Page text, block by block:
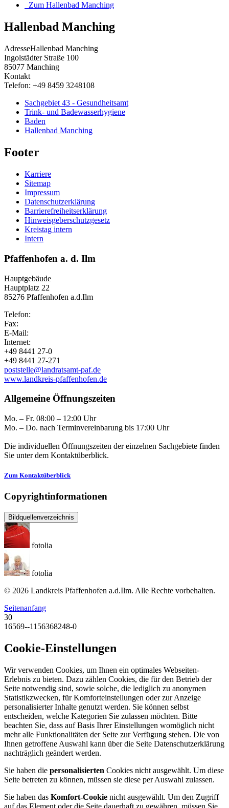
Zum Hallenbad Manching
Hallenbad Manching
AdresseHallenbad Manching
Ingolstädter Straße 100
85077 Manching
Kontakt
Telefon: +49 8459 3248108
Sachgebiet 43 - Gesundheitsamt
Trink- und Badewasserhygiene
Baden
Hallenbad Manching
Footer
Karriere
Sitemap
Impressum
Datenschutzerklärung
Barrierefreiheitserklärung
Hinweisgeberschutzgesetz
Kreistag intern
Intern
Pfaffenhofen a. d. Ilm
Hauptgebäude
Hauptplatz 22
85276 Pfaffenhofen a.d.Ilm
Telefon:
Fax:
E-Mail:
Internet:
+49 8441 27-0
+49 8441 27-271
poststelle@landratsamt-paf.de
www.landkreis-pfaffenhofen.de
Allgemeine Öffnungszeiten
Mo. – Fr. 08:00 – 12:00 Uhr
Mo. – Do. nach Terminvereinbarung bis 17:00 Uhr
Die individuellen Öffnungszeiten der einzelnen Sachgebiete finden
Sie unter dem Kontaktüberblick.
Zum Kontaktüberblick
Copyrightinformationen
Bildquellenverzeichnis
fotolia
fotolia
© 2026 Landkreis Pfaffenhofen a.d.Ilm. Alle Rechte vorbehalten.
Seitenanfang
30
16569--1156368248-0
Cookie-Einstellungen
Wir verwenden Cookies, um Ihnen ein optimales Webseiten-
Erlebnis zu bieten. Dazu zählen Cookies, die für den Betrieb der
Seite notwendig sind, sowie solche, die lediglich zu anonymen
Statistikzwecken, für Komforteinstellungen oder zur Anzeige
personalisierter Inhalte genutzt werden. Sie können selbst
entscheiden, welche Kategorien Sie zulassen möchten. Bitte
beachten Sie, dass auf Basis Ihrer Einstellungen womöglich nicht
mehr alle Funktionalitäten der Seite zur Verfügung stehen. Die von
Ihnen getroffene Auswahl kann über die Seite Datenschutzerklärung
nachträglich geändert werden.
Sie haben die personalisierten Cookies nicht ausgewählt. Um diese
Seite betreten zu können, müssen sie diese per Auswahl zulassen.
Sie haben das Komfort-Cookie nicht ausgewählt. Um den Zugriff
auf das Element oder die Seite dauerhaft zu gewähren, müssen Sie